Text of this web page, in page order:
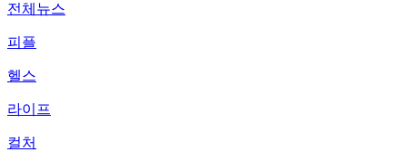
전체뉴스
피플
헬스
라이프
컬처